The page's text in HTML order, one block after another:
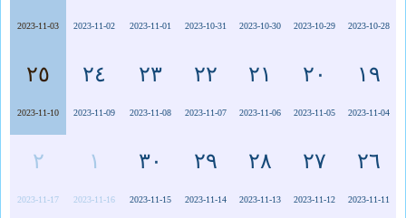
2023-10-28
2023-10-29
2023-10-30
2023-10-31
2023-11-01
2023-11-02
2023-11-03
١٩
2023-11-04
٢٠
2023-11-05
٢١
2023-11-06
٢٢
2023-11-07
٢٣
2023-11-08
٢٤
2023-11-09
٢٥
2023-11-10
٢٦
2023-11-11
٢٧
2023-11-12
٢٨
2023-11-13
٢٩
2023-11-14
٣٠
2023-11-15
١
2023-11-16
٢
2023-11-17